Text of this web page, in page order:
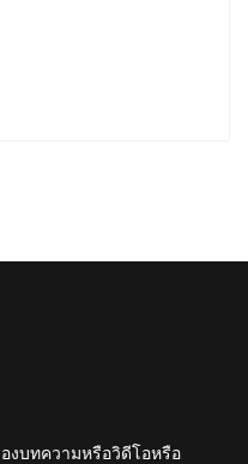
บทความหรือวิดีโอหรือ